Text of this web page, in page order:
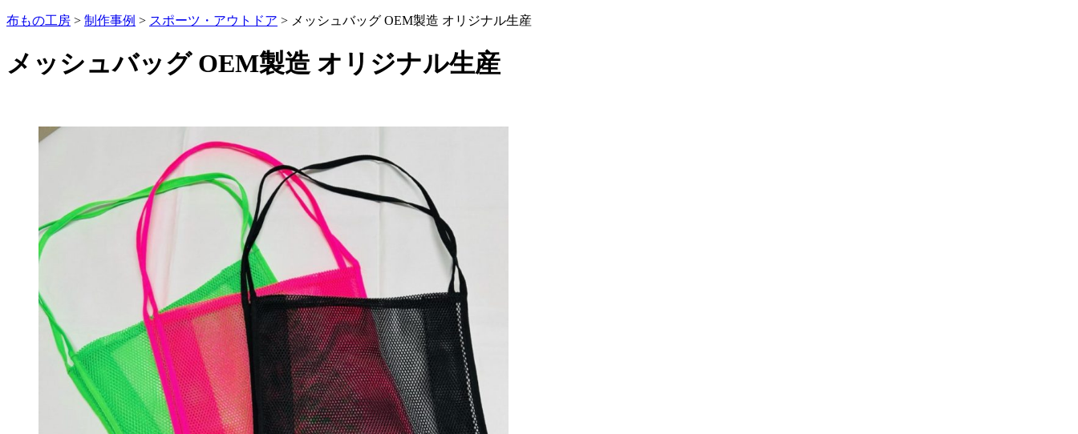
布もの工房 > 制作事例 > スポーツ・アウトドア > メッシュバッグ OEM製造 オリジナル生産
メッシュバッグ OEM製造 オリジナル生産